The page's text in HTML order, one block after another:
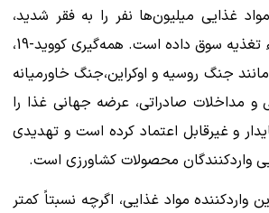
غذایی میلیون‌ها نفر را به فقر شدید،
تشدید گرسنگی و سوء تغذیه سوق داده است. همه‌گیری کووید-19،
جنگ روسیه و اوکراین،جنگ خاورمیانه
مداخلات صادراتی، عرضه جهانی غذا را
و غیرقابل اعتماد کرده است و تهدیدی
واردکنندگان محصولات کشاورزی است.
واردکننده مواد غذایی، اگرچه نسبتاً کمتر